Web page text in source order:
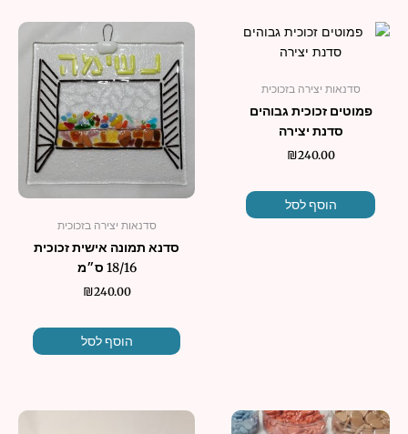
סדנאות יצירה בזכוכית
פמוטים זכוכית גבוהים
סדנת יצירה
₪240.00
הוסף לסל
סדנאות יצירה בזכוכית
סדנא תמונה אישית זכוכית
18/16 ס״מ
₪240.00
הוסף לסל